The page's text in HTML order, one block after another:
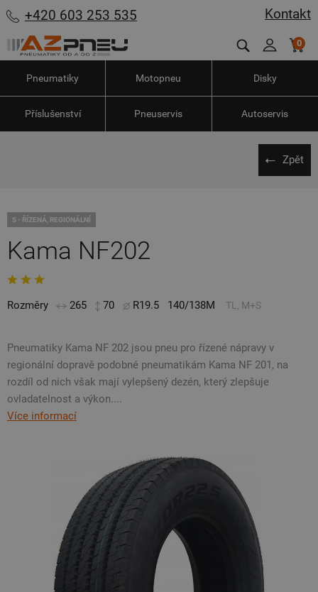
Kontakt
+420 603 253 535
0
Pneumatiky Motopneu Disky
Příslušenství Pneuservis Autoservis
Zpět
S - ŘÍZENÁ, REGIONÁLNÍ
Kama NF202
Rozměry 265 70 R19.5 140/138M TL, M+S
Pneumatiky Kama NF 202 jsou pneu pro řízené nápravy v
regionální dopravě podobné pneumatikám Kama NF 201, na
rozdíl od nich však mají vylepšený dezén, který zlepšuje
ovladatelnost a výkon....
Více informací